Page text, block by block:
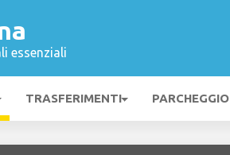
essenziali
TRASFERIMENTI PARCHEGGIO